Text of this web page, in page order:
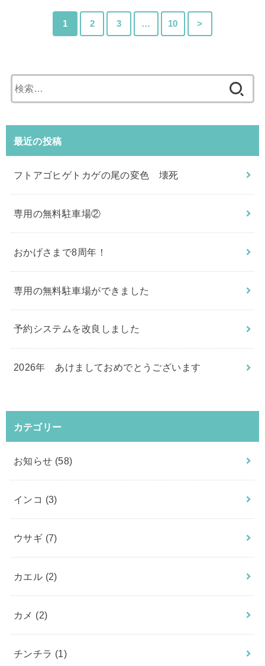
1 2 3 … 10 >
索:
最近の投稿
フトアゴヒゲトカゲの尾の変色 壊死
専用の無料駐車場②
おかげさまで8周年！
専用の無料駐車場ができました
予約システムを改良しました
2026年 あけましておめでとうございます
カテゴリー
お知らせ (58)
インコ (3)
ウサギ (7)
カエル (2)
カメ (2)
チンチラ (1)